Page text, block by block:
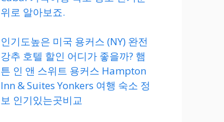
위로 알아보죠.
인기도높은 미국 용커스 (NY) 완전
강추 호텔 할인 어디가 좋을까? 햄
튼 인 앤 스위트 용커스 Hampton
Inn & Suites Yonkers 여행 숙소 정
보 인기있는곳비교